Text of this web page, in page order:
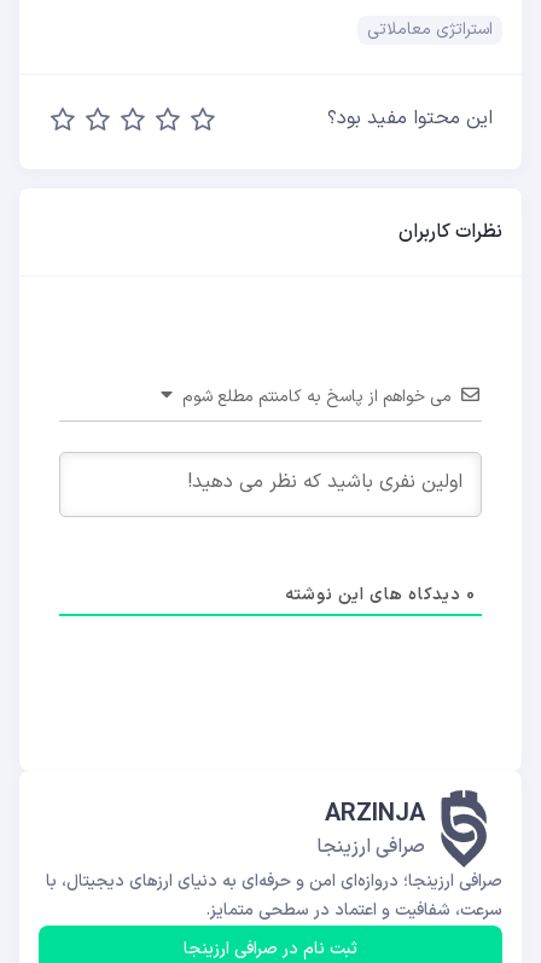
استراتژی معاملاتی
این محتوا مفید بود؟
نظرات کاربران
می خواهم از پاسخ به کامنتم مطلع شوم
0 دیدکاه های این نوشته
ARZINJA
صرافی ارزینجا
صرافی ارزینجا؛ دروازه‌ای امن و حرفه‌ای به دنیای ارزهای دیجیتال، با
سرعت، شفافیت و اعتماد در سطحی متمایز.
ثبت نام در صرافی ارزینجا